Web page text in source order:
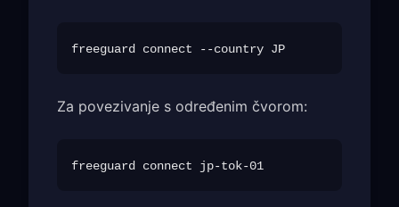
Za povezivanje s određenim čvorom: